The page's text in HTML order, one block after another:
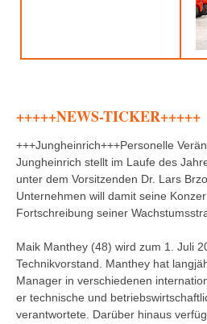
+++++NEWS-TICKER+++++
+++Jungheinrich+++Personelle
Jungheinrich stellt im Laufe des
unter dem Vorsitzenden Dr. Lars
Unternehmen will damit seine
Fortschreibung seiner
Maik Manthey (48) wird zum 1. Juli
Technikvorstand. Manthey hat
Manager in verschiedenen
er technische und
verantwortete. Darüber hinaus